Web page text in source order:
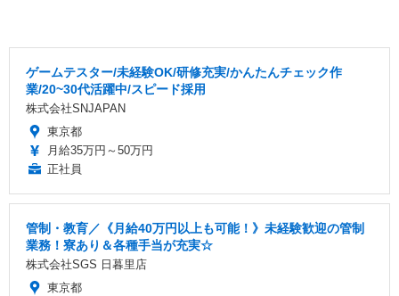
ゲームテスター/未経験OK/研修充実/かんたんチェック作
業/20~30代活躍中/スピード採用
株式会社SNJAPAN
東京都
月給35万円～50万円
正社員
管制・教育／《月給40万円以上も可能！》未経験歓迎の管制
業務！寮あり＆各種手当が充実☆
株式会社SGS 日暮里店
東京都